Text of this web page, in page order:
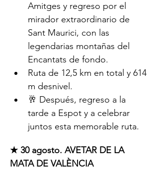
Amitges y regreso por el
mirador extraordinario de
Sant Maurici, con las
legendarias montañas del
Encantats de fondo.
Ruta de 12,5 km en total y 614
m desnivel.
🥂 Después, regreso a la
tarde a Espot y a celebrar
juntos esta memorable ruta.
★ 30 agosto. AVETAR DE LA
MATA DE VALÈNCIA